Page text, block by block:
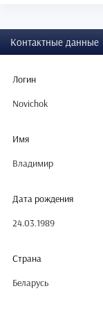
Контактные данные
Логин
Novichok
Имя
Владимир
Дата рождения
24.03.1989
Страна
Беларусь